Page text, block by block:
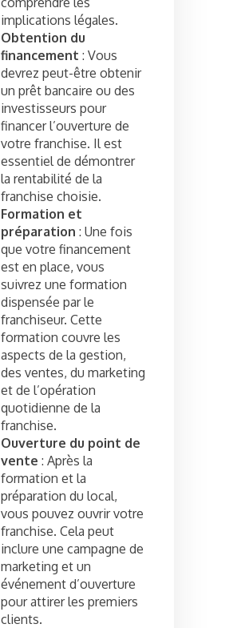
implications légales.
Obtention du
financement : Vous
devrez peut-être obtenir
un prêt bancaire ou des
investisseurs pour
financer l’ouverture de
votre franchise. Il est
essentiel de démontrer
la rentabilité de la
franchise choisie.
Formation et
préparation : Une fois
que votre financement
est en place, vous
suivrez une formation
dispensée par le
franchiseur. Cette
formation couvre les
aspects de la gestion,
des ventes, du marketing
et de l’opération
quotidienne de la
franchise.
Ouverture du point de
vente : Après la
formation et la
préparation du local,
vous pouvez ouvrir votre
franchise. Cela peut
inclure une campagne de
marketing et un
événement d’ouverture
pour attirer les premiers
clients.